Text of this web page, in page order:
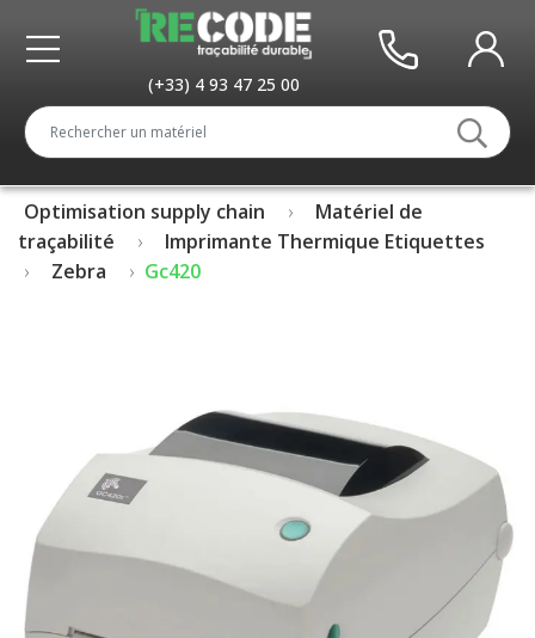
(+33) 4 93 47 25 00
Optimisation supply chain
Matériel de
traçabilité
Imprimante Thermique Etiquettes
Zebra
Gc420